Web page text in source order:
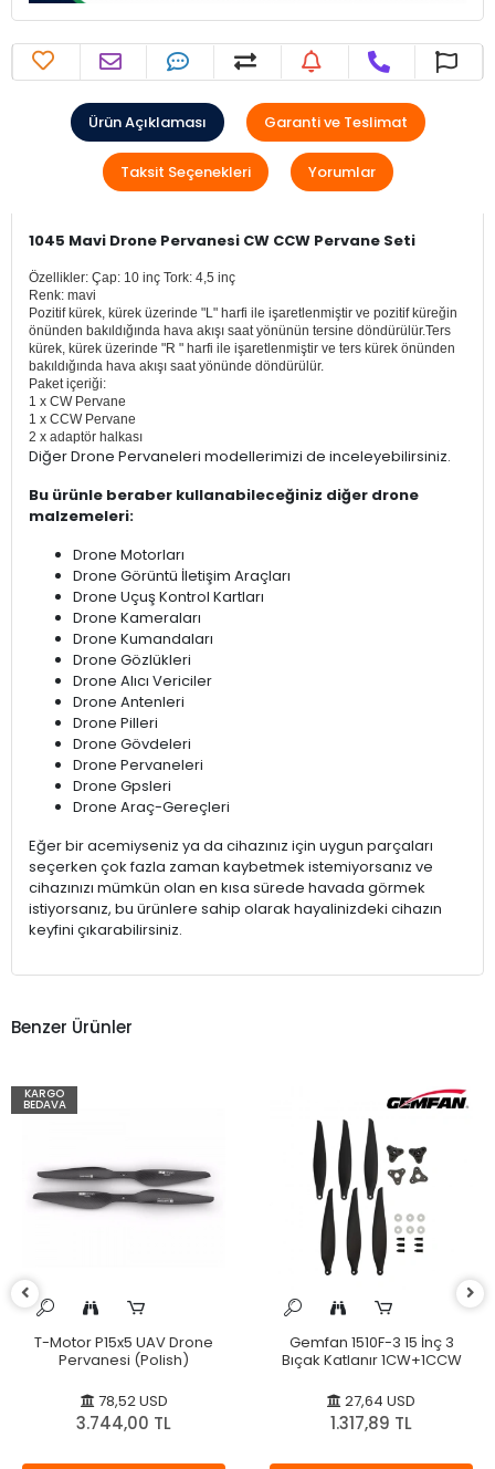
Ürün Açıklaması Garanti ve Teslimat
Taksit Seçenekleri Yorumlar
1045 Mavi Drone Pervanesi CW CCW Pervane Seti
Özellikler: Çap: 10 inç Tork: 4,5 inç
Renk: mavi
Pozitif kürek, kürek üzerinde "L" harfi ile işaretlenmiştir ve pozitif küreğin
önünden bakıldığında hava akışı saat yönünün tersine döndürülür.Ters
kürek, kürek üzerinde "R " harfi ile işaretlenmiştir ve ters kürek önünden
bakıldığında hava akışı saat yönünde döndürülür.
Paket içeriği:
1 x CW Pervane
1 x CCW Pervane
2 x adaptör halkası
Diğer Drone Pervaneleri modellerimizi de inceleyebilirsiniz.
Bu ürünle beraber kullanabileceğiniz diğer drone
malzemeleri:
Drone Motorları
Drone Görüntü İletişim Araçları
Drone Uçuş Kontrol Kartları
Drone Kameraları
Drone Kumandaları
Drone Gözlükleri
Drone Alıcı Vericiler
Drone Antenleri
Drone Pilleri
Drone Gövdeleri
Drone Pervaneleri
Drone Gpsleri
Drone Araç-Gereçleri
Eğer bir acemiyseniz ya da cihazınız için uygun parçaları
seçerken çok fazla zaman kaybetmek istemiyorsanız ve
cihazınızı mümkün olan en kısa sürede havada görmek
istiyorsanız, bu ürünlere sahip olarak hayalinizdeki cihazın
keyfini çıkarabilirsiniz.
Benzer Ürünler
KARGO
BEDAVA
T-Motor P15x5 UAV Drone
Pervanesi (Polish)
78,52 USD
3.744,00 TL
Gemfan 1510F-3 15 İnç 3
Bıçak Katlanır 1CW+1CCW
27,64 USD
1.317,89 TL